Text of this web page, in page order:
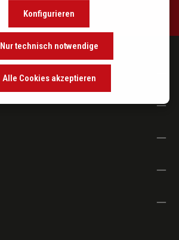
Nur technisch notwendige
Konfigurieren
Alle Cookies akzeptieren